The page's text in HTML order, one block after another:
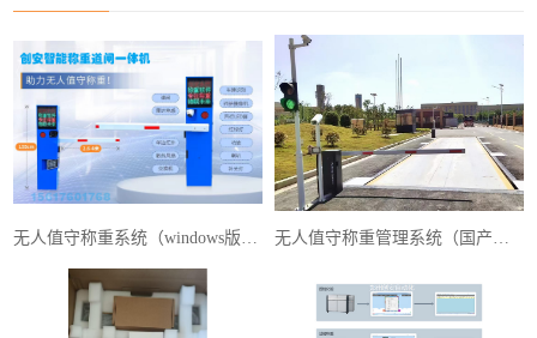
无人值守称重系统（windows版本） 无人值守称重管理系统（国产麒麟系统）